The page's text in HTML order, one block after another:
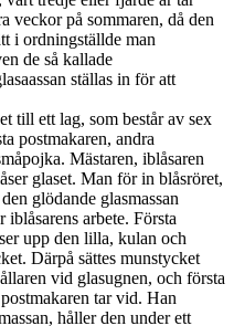
veckor på sommaren, då den
i ordningställde man
de så kallade
ställas in för att
till ett lag, som består av sex
postmakaren, andra
Mästaren, iblåsaren
glaset. Man för in blåsröret,
glödande glasmassan
iblåsarens arbete. Första
upp den lilla, kulan och
Därpå sättes munstycket
vid glasugnen, och första
tar vid. Han
håller den under ett